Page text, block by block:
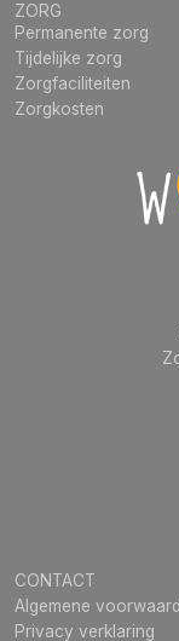
ZORG
Permanente zorg
Tijdelijke zorg
Zorgfaciliteiten
Zorgkosten
CONTACT
Algemene
Privacy verklaring